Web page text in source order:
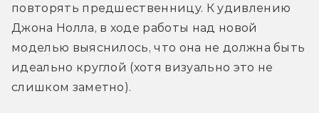
повторять предшественницу. К удивлению
Джона Нолла, в ходе работы над новой
моделью выяснилось, что она не должна быть
идеально круглой (хотя визуально это не
слишком заметно).